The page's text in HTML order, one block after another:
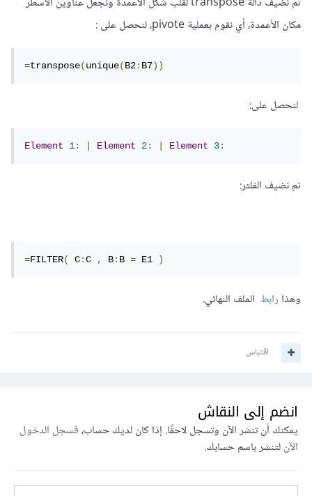
مكان الأعمدة، أي نقوم بعملية pivote، لنحصل على :
=transpose(unique(B2:B7))
لنحصل على:
Element 1: Element 2: Element 3:
ثم نضيف الفلتر:
=FILTER( C:C , B:B = E1 )
وهذا رابطالملف النهائي.
اقتباس
انضم إلى النقاش
يمكنك أن تنشر الآن وتسجل لاحقًا. إذا كان لديك حساب،فسجل الدخول
الآنلتنشر باسم حسابك.